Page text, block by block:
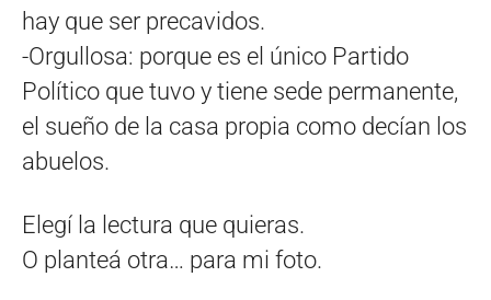
hay que ser precavidos.
-Orgullosa: porque es el único Partido
Político que tuvo y tiene sede permanente,
el sueño de la casa propia como decían los
abuelos.
Elegí la lectura que quieras.
O planteá otra… para mi foto.